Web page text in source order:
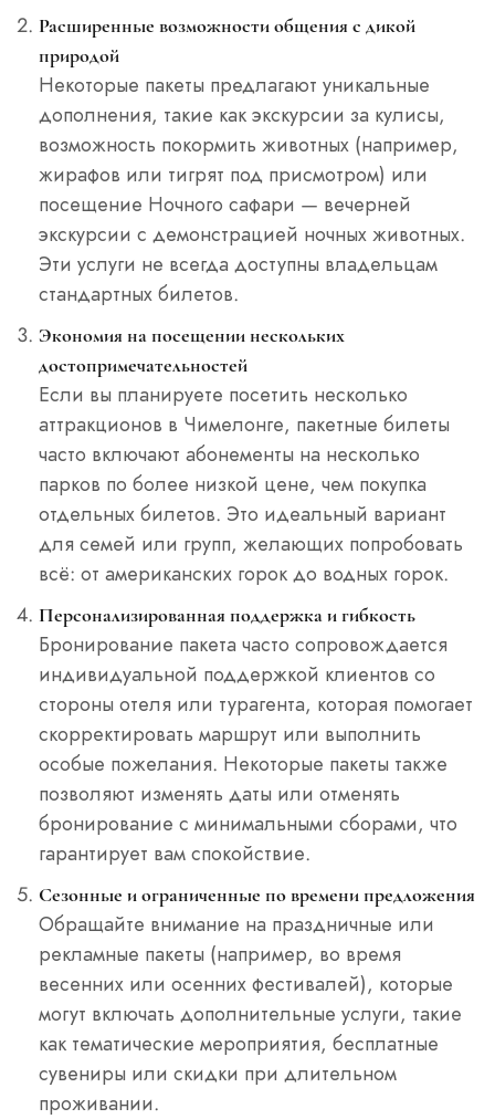
Расширенные возможности общения с дикой
природой
Некоторые пакеты предлагают уникальные
дополнения, такие как экскурсии за кулисы,
возможность покормить животных (например,
жирафов или тигрят под присмотром) или
посещение Ночного сафари — вечерней
экскурсии с демонстрацией ночных животных.
Эти услуги не всегда доступны владельцам
стандартных билетов.
Экономия на посещении нескольких
достопримечательностей
Если вы планируете посетить несколько
аттракционов в Чимелонге, пакетные билеты
часто включают абонементы на несколько
парков по более низкой цене, чем покупка
отдельных билетов. Это идеальный вариант
для семей или групп, желающих попробовать
всё: от американских горок до водных горок.
Персонализированная поддержка и гибкость
Бронирование пакета часто сопровождается
индивидуальной поддержкой клиентов со
стороны отеля или турагента, которая помогает
скорректировать маршрут или выполнить
особые пожелания. Некоторые пакеты также
позволяют изменять даты или отменять
бронирование с минимальными сборами, что
гарантирует вам спокойствие.
Сезонные и ограниченные по времени предложения
Обращайте внимание на праздничные или
рекламные пакеты (например, во время
весенних или осенних фестивалей), которые
могут включать дополнительные услуги, такие
как тематические мероприятия, бесплатные
сувениры или скидки при длительном
проживании.